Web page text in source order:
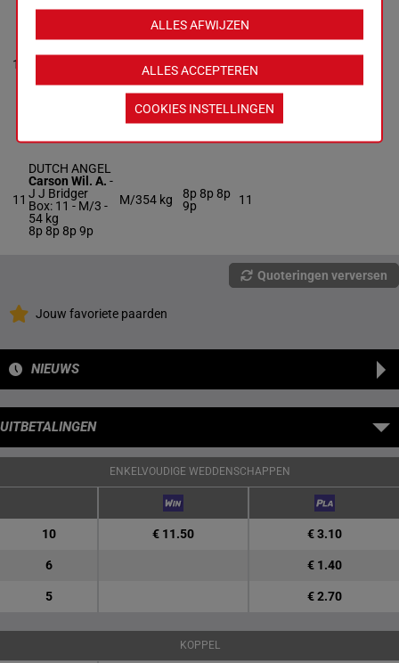
10
DOONBEG
Brown
kg
54 kg
8p 6p 2p
3p 6p 12p
7p 6p 6p
2p (20)
6p 10p
8
11
DUTCH ANGEL
Carson Wil. A. -
J J Bridger
Box: 11 - M/3 -
54 kg
8p 8p 8p 9p
M/354 kg
8p 8p 8p
9p
11
Quoteringen verversen
Jouw favoriete paarden
NIEUWS
UITBETALINGEN
ENKELVOUDIGE WEDDENSCHAPPEN
10 € 11.50 € 3.10
6 € 1.40
5 € 2.70
KOPPEL
ALLES ACCEPTEREN
ALLES AFWIJZEN
COOKIES INSTELLINGEN